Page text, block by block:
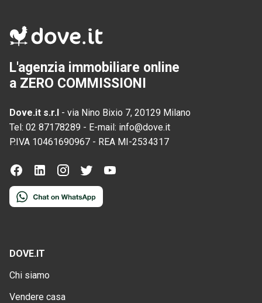
L'agenzia immobiliare online
a ZERO COMMISSIONI
Dove.it s.r.l - via Nino Bixio 7, 20129 Milano
Tel: 02 87178289 - E-mail: info@dove.it
P.IVA 10461690967 - REA MI-2534317
DOVE.IT
Chi siamo
Vendere casa